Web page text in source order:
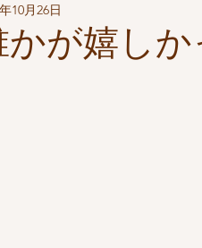
美味しいもの
かが嬉し
10月26日